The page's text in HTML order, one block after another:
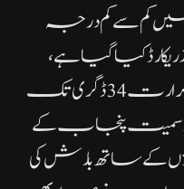
کم سے کم درجہ
ریکارڈ کیا گیا ہے،
جبکہ زیادہ سے زیادہ درجہ حرارت 34 ڈگری تک
سمیت پنجاب کے
کے ساتھ بارش کی